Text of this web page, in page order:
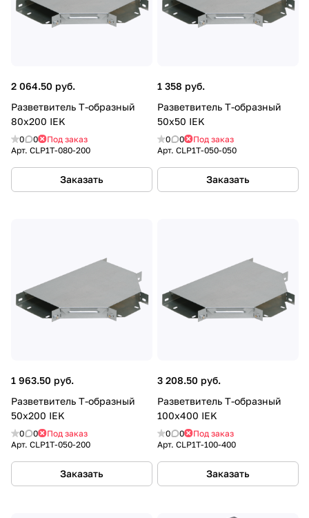
2 064.50 руб.
Разветвитель Т-образный
80х200 IEK
0 0
Под заказ
Арт. CLP1T-080-200
Заказать
1 358 руб.
Разветвитель Т-образный
50х50 IEK
0 0
Под заказ
Арт. CLP1T-050-050
Заказать
1 963.50 руб.
Разветвитель Т-образный
50х200 IEK
0 0
Под заказ
Арт. CLP1T-050-200
Заказать
3 208.50 руб.
Разветвитель Т-образный
100х400 IEK
0 0
Под заказ
Арт. CLP1T-100-400
Заказать